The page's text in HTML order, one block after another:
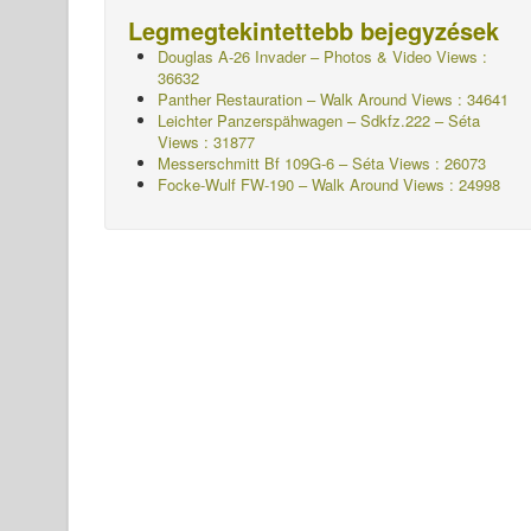
Legmegtekintettebb bejegyzések
Douglas A-26 Invader – Photos & Video Views :
36632
Panther Restauration – Walk Around Views : 34641
Leichter Panzerspähwagen – Sdkfz.222 – Séta
Views : 31877
Messerschmitt Bf 109G-6 – Séta Views : 26073
Focke-Wulf FW-190 – Walk Around Views : 24998